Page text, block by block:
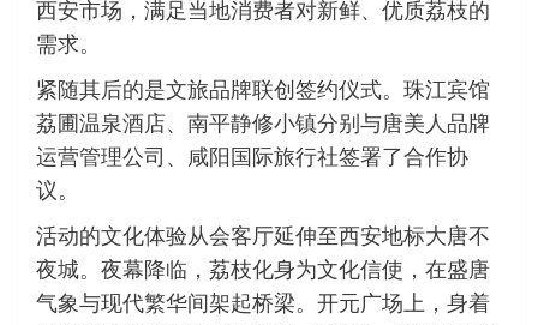
西安市场，满足当地消费者对新鲜、优质荔枝的
需求。
紧随其后的是文旅品牌联创签约仪式。珠江宾馆
荔圃温泉酒店、南平静修小镇分别与唐美人品牌
运营管理公司、咸阳国际旅行社签署了合作协
议。
活动的文化体验从会客厅延伸至西安地标大唐不
夜城。夜幕降临，荔枝化身为文化信使，在盛唐
气象与现代繁华间架起桥梁。开元广场上，身着